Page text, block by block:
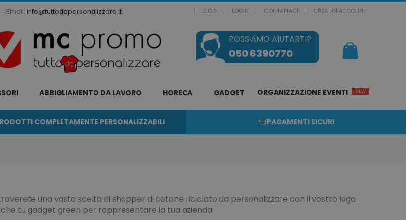
Email: info@tuttodapersonalizzare.it BLOG LOGIN CONTATTACI CREA UN ACCOUNT
POSSIAMO AIUTARTI?
050 6390770
ABBIGLIAMENTO DA LAVORO HORECA GADGET ORGANIZZAZIONE EVENTI NEW
COMPLETAMENTE PERSONALIZZABILI PAGAMENTI SICURI
una vasta scelta di shopper di cotone riciclato da personalizzare con il vostro logo
tu gadget green per rappresentare la tua azienda.